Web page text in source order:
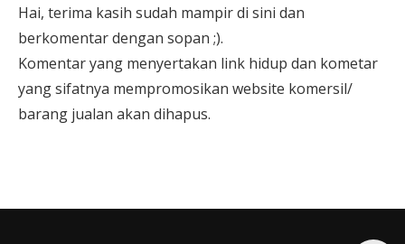
Hai, terima kasih sudah mampir di sini dan
berkomentar dengan sopan ;).
Komentar yang menyertakan link hidup dan kometar
yang sifatnya mempromosikan website komersil/
barang jualan akan dihapus.